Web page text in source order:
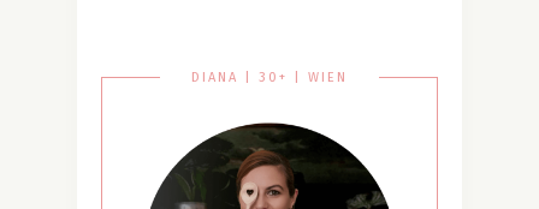
DIANA | 30+ | WIEN